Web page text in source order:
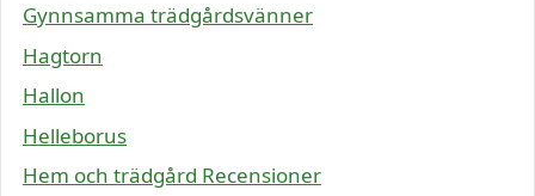
Gynnsamma trädgårdsvänner
Hagtorn
Hallon
Helleborus
Hem och trädgård Recensioner